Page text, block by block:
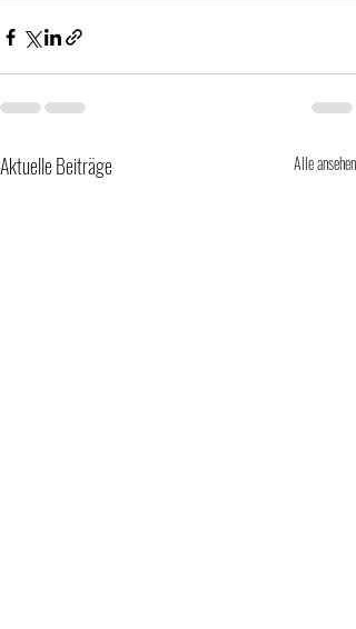
Aktuelle Beiträge Alle ansehen